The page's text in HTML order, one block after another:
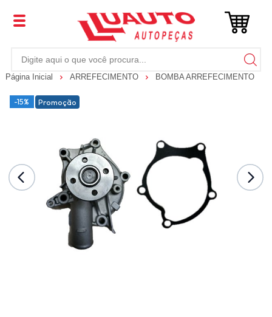
Página Inicial ARREFECIMENTO BOMBA ARREFECIMENTO
-15% Promoção